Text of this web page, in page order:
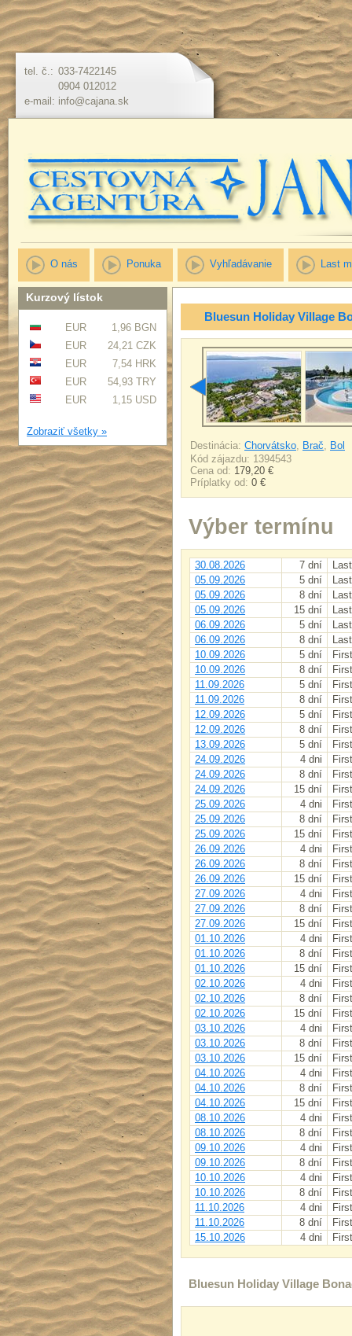
tel. č.: 033-7422145
0904 012012
e-mail: info@cajana.sk
O nás Ponuka Vyhľadávanie Last
Kurzový lístok
EUR
1,96 BGN
EUR
24,21 CZK
EUR
7,54 HRK
EUR
54,93 TRY
EUR
1,15 USD
Zobraziť všetky »
Bluesun Holiday Village
Destinácia: Chorvátsko, Brač, Bol
Kód zájazdu: 1394543
Cena od: 179,20 €
Príplatky od: 0 €
Výber termínu
30.08.2026 7 dní
05.09.2026
5 dní
05.09.2026
8 dní
05.09.2026
15 dní
06.09.2026
5 dní
06.09.2026
8 dní
10.09.2026
5 dní
10.09.2026
8 dní
11.09.2026
5 dní
11.09.2026
8 dní
12.09.2026
5 dní
12.09.2026
8 dní
13.09.2026
5 dní
24.09.2026
4 dni
24.09.2026
8 dní
24.09.2026
15 dní
25.09.2026
4 dni
25.09.2026
8 dní
25.09.2026
15 dní
26.09.2026
4 dni
26.09.2026
8 dní
26.09.2026
15 dní
27.09.2026
4 dni
27.09.2026
8 dní
27.09.2026
15 dní
01.10.2026
4 dni
01.10.2026
8 dní
01.10.2026
15 dní
02.10.2026
4 dni
02.10.2026
8 dní
02.10.2026
15 dní
03.10.2026
4 dni
03.10.2026
8 dní
03.10.2026
15 dní
04.10.2026
4 dni
04.10.2026
8 dní
04.10.2026
15 dní
08.10.2026
4 dni
08.10.2026
8 dní
09.10.2026
4 dni
09.10.2026
8 dní
10.10.2026
4 dni
10.10.2026
8 dní
11.10.2026
4 dni
11.10.2026
8 dní
15.10.2026
4 dni
Bluesun Holiday Village